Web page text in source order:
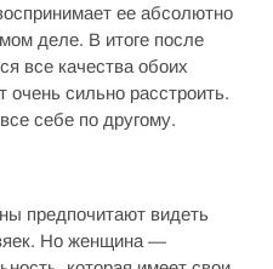
ее абсолютно
деле. В итоге после
все качества обоих
сильно расстроить.
себе по другому.
предпочитают видеть
Но женщина —